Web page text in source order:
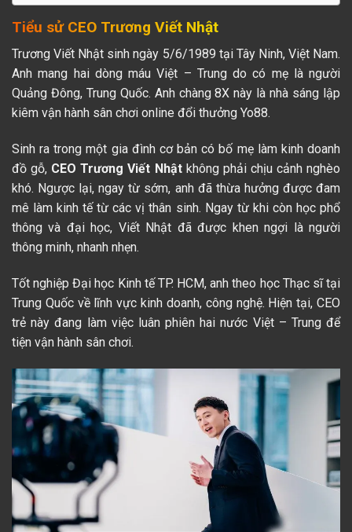
Tiểu sử CEO Trương Viết Nhật
Trương Viết Nhật sinh ngày 5/6/1989 tại Tây Ninh, Việt Nam.
Anh mang hai dòng máu Việt – Trung do có mẹ là người
Quảng Đông, Trung Quốc. Anh chàng 8X này là nhà sáng lập
kiêm vận hành sân chơi online đổi thưởng Yo88.
Sinh ra trong một gia đình cơ bản có bố mẹ làm kinh doanh
đồ gỗ, CEO Trương Viết Nhật không phải chịu cảnh nghèo
khó. Ngược lại, ngay từ sớm, anh đã thừa hưởng được đam
mê làm kinh tế từ các vị thân sinh. Ngay từ khi còn học phổ
thông và đại học, Viết Nhật đã được khen ngợi là người
thông minh, nhanh nhẹn.
Tốt nghiệp Đại học Kinh tế TP. HCM, anh theo học Thạc sĩ tại
Trung Quốc về lĩnh vực kinh doanh, công nghệ. Hiện tại, CEO
trẻ này đang làm việc luân phiên hai nước Việt – Trung để
tiện vận hành sân chơi.